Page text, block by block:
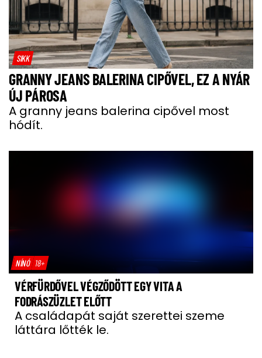
SIKK
GRANNY JEANS BALERINA CIPŐVEL, EZ A NYÁR
ÚJ PÁROSA
A granny jeans balerina cipővel most
hódít.
NÍNÓ 18+
VÉRFÜRDŐVEL VÉGZŐDÖTT EGY VITA A
FODRÁSZÜZLET ELŐTT
A családapát saját szerettei szeme
láttára lőtték le.